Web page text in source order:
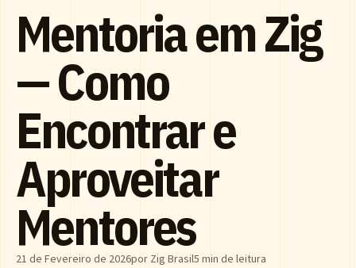
Mentoria em Zig
— Como
Encontrar e
Aproveitar
Mentores
21 de Fevereiro de 2026por Zig Brasil5 min de leitura